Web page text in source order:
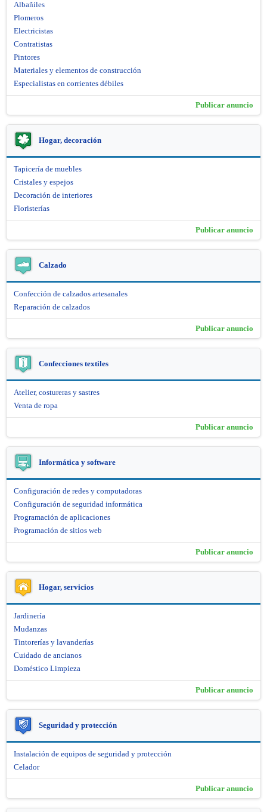
Albañiles
Plomeros
Electricistas
Contratistas
Pintores
Materiales y elementos de construcción
Especialistas en corrientes débiles
Publicar anuncio
Hogar, decoración
Tapicería de muebles
Cristales y espejos
Decoración de interiores
Floristerías
Publicar anuncio
Calzado
Confección de calzados artesanales
Reparación de calzados
Publicar anuncio
Confecciones textiles
Atelier, costureras y sastres
Venta de ropa
Publicar anuncio
Informática y software
Configuración de redes y computadoras
Configuración de seguridad informática
Programación de aplicaciones
Programación de sitios web
Publicar anuncio
Hogar, servicios
Jardinería
Mudanzas
Tintorerías y lavanderías
Cuidado de ancianos
Doméstico Limpieza
Publicar anuncio
Seguridad y protección
Instalación de equipos de seguridad y protección
Celador
Publicar anuncio